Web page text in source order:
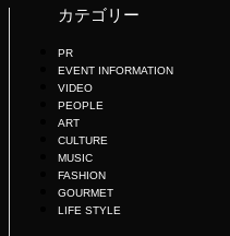
カテゴリー
PR
EVENT INFORMATION
VIDEO
PEOPLE
ART
CULTURE
MUSIC
FASHION
GOURMET
LIFE STYLE